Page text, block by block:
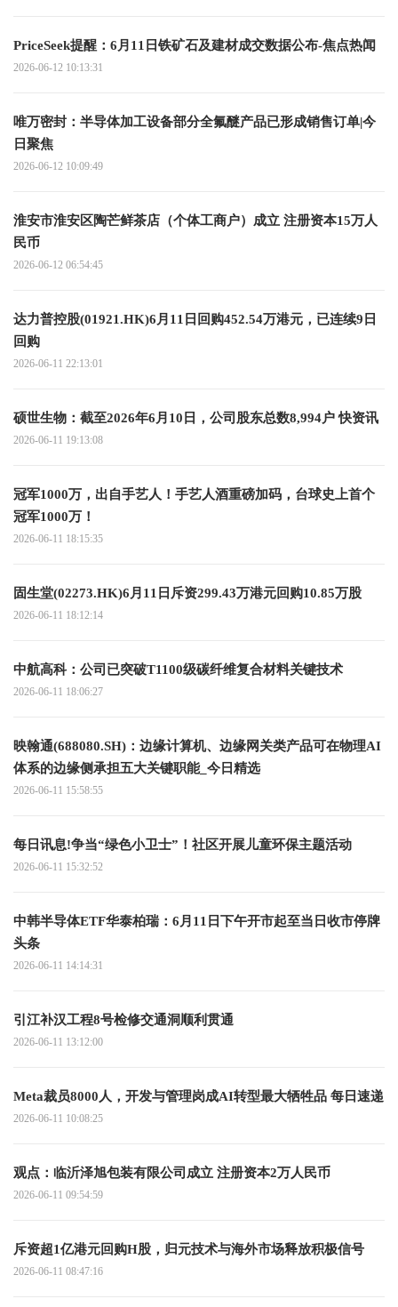
PriceSeek提醒：6月11日铁矿石及建材成交数据公布-焦点热闻
2026-06-12 10:13:31
唯万密封：半导体加工设备部分全氟醚产品已形成销售订单|今
日聚焦
2026-06-12 10:09:49
淮安市淮安区陶芒鲜茶店（个体工商户）成立 注册资本15万人
民币
2026-06-12 06:54:45
达力普控股(01921.HK)6月11日回购452.54万港元，已连续9日
回购
2026-06-11 22:13:01
硕世生物：截至2026年6月10日，公司股东总数8,994户 快资讯
2026-06-11 19:13:08
冠军1000万，出自手艺人！手艺人酒重磅加码，台球史上首个
冠军1000万！
2026-06-11 18:15:35
固生堂(02273.HK)6月11日斥资299.43万港元回购10.85万股
2026-06-11 18:12:14
中航高科：公司已突破T1100级碳纤维复合材料关键技术
2026-06-11 18:06:27
映翰通(688080.SH)：边缘计算机、边缘网关类产品可在物理AI
体系的边缘侧承担五大关键职能_今日精选
2026-06-11 15:58:55
每日讯息!争当“绿色小卫士”！社区开展儿童环保主题活动
2026-06-11 15:32:52
中韩半导体ETF华泰柏瑞：6月11日下午开市起至当日收市停牌
头条
2026-06-11 14:14:31
引江补汉工程8号检修交通洞顺利贯通
2026-06-11 13:12:00
Meta裁员8000人，开发与管理岗成AI转型最大牺牲品 每日速递
2026-06-11 10:08:25
观点：临沂泽旭包装有限公司成立 注册资本2万人民币
2026-06-11 09:54:59
斥资超1亿港元回购H股，归元技术与海外市场释放积极信号
2026-06-11 08:47:16